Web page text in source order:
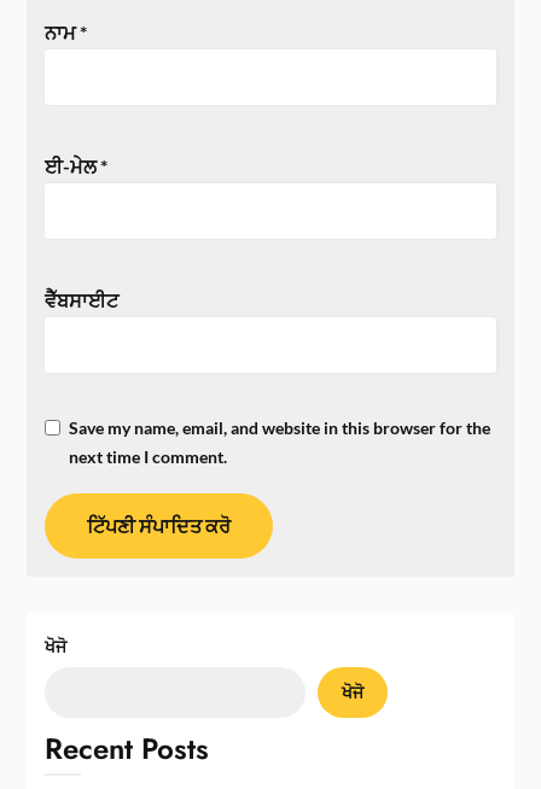
ਨਾਮ*
ਈ-ਮੇਲ*
ਵੈੱਬਸਾਈਟ
Save my name, email, and website in this browser for the
next time I comment.
ਖੋਜੋ
ਖੋਜੋ
Recent Posts